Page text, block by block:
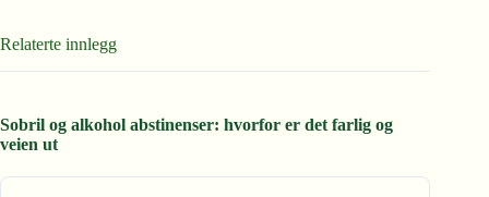
Relaterte innlegg
Sobril og alkohol abstinenser: hvorfor er det farlig og
veien ut